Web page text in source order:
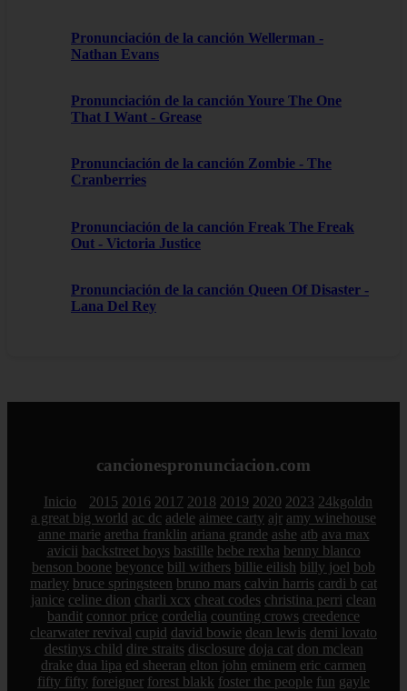
Pronunciación de la canción Wellerman -
Nathan Evans
Pronunciación de la canción Youre The One
That I Want - Grease
Pronunciación de la canción Zombie - The
Cranberries
Pronunciación de la canción Freak The Freak
Out - Victoria Justice
Pronunciación de la canción Queen Of Disaster -
Lana Del Rey
cancionespronunciacion.com
Inicio 2015 2016 2017 2018 2019 2020 2023 24kgoldn
a great big world ac dc adele aimee carty ajr amy winehouse
anne marie aretha franklin ariana grande ashe atb ava max
avicii backstreet boys bastille bebe rexha benny blanco
benson boone beyonce bill withers billie eilish billy joel bob
marley bruce springsteen bruno mars calvin harris cardi b cat
janice celine dion charli xcx cheat codes christina perri clean
bandit connor price cordelia counting crows creedence
clearwater revival cupid david bowie dean lewis demi lovato
destinys child dire straits disclosure doja cat don mclean
drake dua lipa ed sheeran elton john eminem eric carmen
fifty fifty foreigner forest blakk foster the people fun gayle